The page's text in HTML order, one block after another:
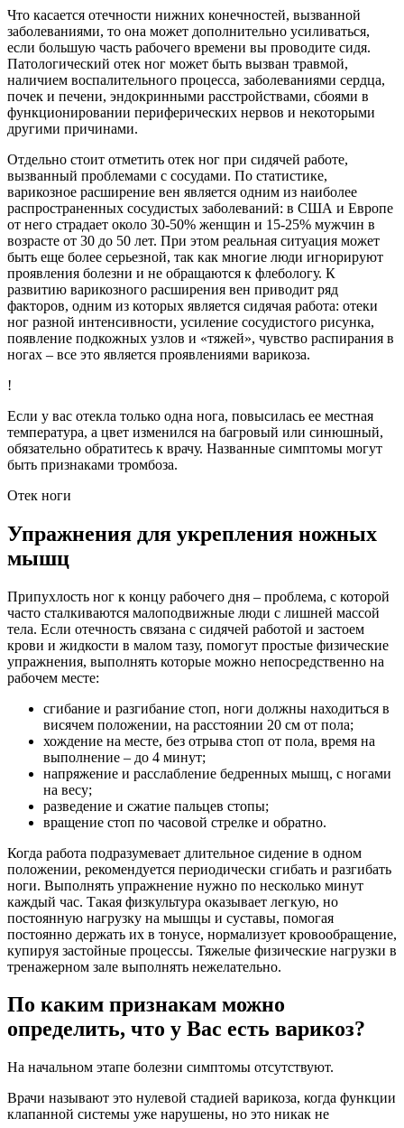
Что касается отечности нижних конечностей, вызванной
заболеваниями, то она может дополнительно усиливаться,
если большую часть рабочего времени вы проводите сидя.
Патологический отек ног может быть вызван травмой,
наличием воспалительного процесса, заболеваниями сердца,
почек и печени, эндокринными расстройствами, сбоями в
функционировании периферических нервов и некоторыми
другими причинами.
Отдельно стоит отметить отек ног при сидячей работе,
вызванный проблемами с сосудами. По статистике,
варикозное расширение вен является одним из наиболее
распространенных сосудистых заболеваний: в США и Европе
от него страдает около 30-50% женщин и 15-25% мужчин в
возрасте от 30 до 50 лет. При этом реальная ситуация может
быть еще более серьезной, так как многие люди игнорируют
проявления болезни и не обращаются к флебологу. К
развитию варикозного расширения вен приводит ряд
факторов, одним из которых является сидячая работа: отеки
ног разной интенсивности, усиление сосудистого рисунка,
появление подкожных узлов и «тяжей», чувство распирания в
ногах – все это является проявлениями варикоза.
!
Если у вас отекла только одна нога, повысилась ее местная
температура, а цвет изменился на багровый или синюшный,
обязательно обратитесь к врачу. Названные симптомы могут
быть признаками тромбоза.
Отек ноги
Упражнения для укрепления ножных
мышц
Припухлость ног к концу рабочего дня – проблема, с которой
часто сталкиваются малоподвижные люди с лишней массой
тела. Если отечность связана с сидячей работой и застоем
крови и жидкости в малом тазу, помогут простые физические
упражнения, выполнять которые можно непосредственно на
рабочем месте:
сгибание и разгибание стоп, ноги должны находиться в
висячем положении, на расстоянии 20 см от пола;
хождение на месте, без отрыва стоп от пола, время на
выполнение – до 4 минут;
напряжение и расслабление бедренных мышц, с ногами
на весу;
разведение и сжатие пальцев стопы;
вращение стоп по часовой стрелке и обратно.
Когда работа подразумевает длительное сидение в одном
положении, рекомендуется периодически сгибать и разгибать
ноги. Выполнять упражнение нужно по несколько минут
каждый час. Такая физкультура оказывает легкую, но
постоянную нагрузку на мышцы и суставы, помогая
постоянно держать их в тонусе, нормализует кровообращение,
купируя застойные процессы. Тяжелые физические нагрузки в
тренажерном зале выполнять нежелательно.
По каким признакам можно
определить, что у Вас есть варикоз?
На начальном этапе болезни симптомы отсутствуют.
Врачи называют это нулевой стадией варикоза, когда функции
клапанной системы уже нарушены, но это никак не